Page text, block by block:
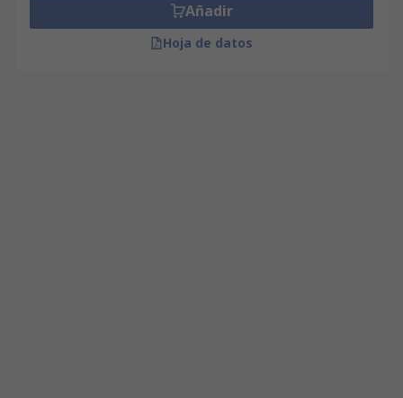
Añadir
Hoja de datos